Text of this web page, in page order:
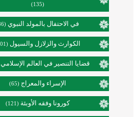
(135)
في الاحتفال بالمولد النبوي (36)
الكوارث والزلازل والسيول (101)
قضايا التنصير في العالم الإسلامي
الإسراء والمعراج (65)
كورونا وفقه الأوبئة (121)